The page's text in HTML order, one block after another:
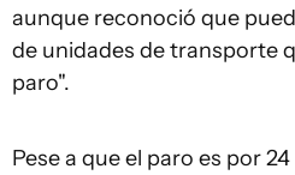
aunque reconoció que
de unidades de transporte
paro".
Pese a que el paro es por